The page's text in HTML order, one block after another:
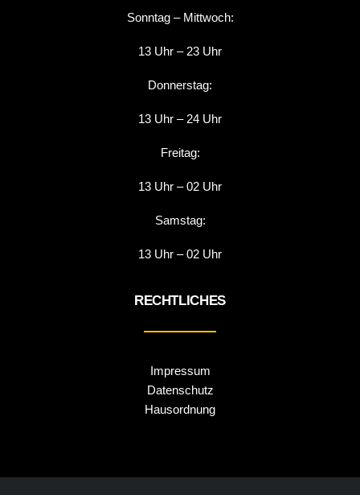
Sonntag – Mittwoch:
13 Uhr – 23 Uhr
Donnerstag:
13 Uhr – 24 Uhr
Freitag:
13 Uhr – 02 Uhr
Samstag:
13 Uhr – 02 Uhr
RECHTLICHES
Impressum
Datenschutz
Hausordnung